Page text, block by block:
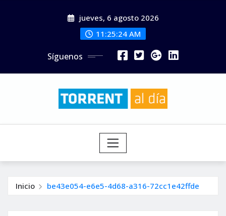
jueves, 6 agosto 2026
11:25:26 AM
Síguenos
Inicio be43e054-e6e5-4d68-a316-72cc1e42ffde